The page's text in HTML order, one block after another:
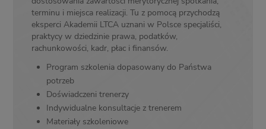
terminu i miejsca realizacji. Tu z pomocą przychodzą
eksperci Akademii LTCA uznani w Polsce specjaliści,
praktycy w dziedzinie prawa, podatków,
rachunkowości, kadr, płac i finansów.
Program szkolenia dopasowany do Państwa
potrzeb
Doświadczeni trenerzy
Indywidualne konsultacje z trenerem
Materiały szkoleniowe